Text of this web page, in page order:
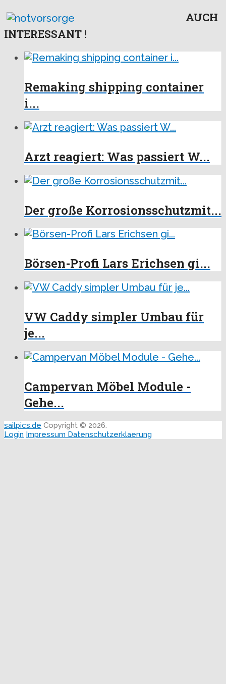
AUCH
INTERESSANT !
Remaking shipping container
i...
Arzt reagiert: Was passiert W...
Der große Korrosionsschutzmit...
Börsen-Profi Lars Erichsen gi...
VW Caddy simpler Umbau für
je...
Campervan Möbel Module -
Gehe...
sailpics.de Copyright © 2026.
Login Impressum Datenschutzerklaerung